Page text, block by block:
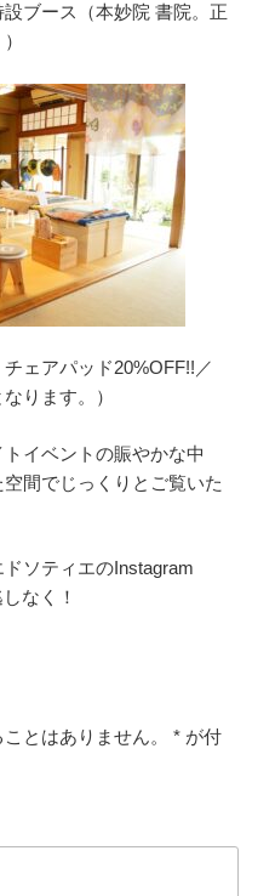
ブース（本妙院 書院。正
ェアパッド20%OFF!!／
ります。）
イベントの賑やかな中
間でじっくりとご覧いた
ソティエのInstagram
なく！
とはありません。 * が付